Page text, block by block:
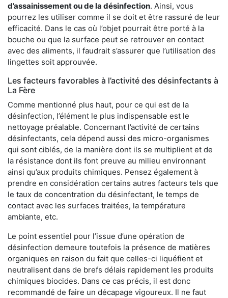
d’assainissement ou de la désinfection. Ainsi, vous
pourrez les utiliser comme il se doit et être rassuré de leur
efficacité. Dans le cas où l’objet pourrait être porté à la
bouche ou que la surface peut se retrouver en contact
avec des aliments, il faudrait s’assurer que l’utilisation des
lingettes soit approuvée.
Les facteurs favorables à l’activité des désinfectants à
La Fère
Comme mentionné plus haut, pour ce qui est de la
désinfection, l’élément le plus indispensable est le
nettoyage préalable. Concernant l’activité de certains
désinfectants, cela dépend aussi des micro-organismes
qui sont ciblés, de la manière dont ils se multiplient et de
la résistance dont ils font preuve au milieu environnant
ainsi qu’aux produits chimiques. Pensez également à
prendre en considération certains autres facteurs tels que
le taux de concentration du désinfectant, le temps de
contact avec les surfaces traitées, la température
ambiante, etc.
Le point essentiel pour l’issue d’une opération de
désinfection demeure toutefois la présence de matières
organiques en raison du fait que celles-ci liquéfient et
neutralisent dans de brefs délais rapidement les produits
chimiques biocides. Dans ce cas précis, il est donc
recommandé de faire un décapage vigoureux. Il ne faut